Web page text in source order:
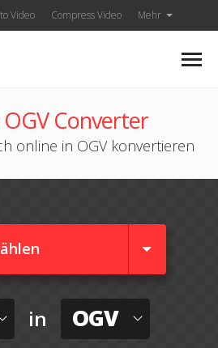
Video Compress Video Mehr
OGV Converter
online in OGV konvertieren
in OGV